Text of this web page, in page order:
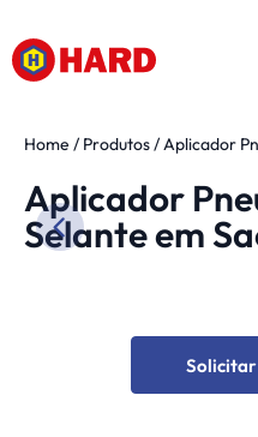
Home / Produtos/Aplicador
Aplicador
Selante em